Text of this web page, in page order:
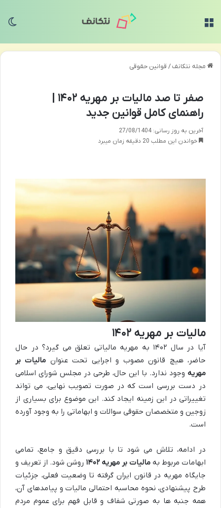
مجله نتکانف/ قوانین حقوقی
راهنمای کامل قوانین جدید
آخرین به روز رسانی: 27/08/1404
خواندن این مطلب 20 دقیقه زمان میبرد
مالیات بر مهریه ۱۴۰۲
آیا در سال ۱۴۰۲ به مهریه مالیاتی تعلق می گیرد؟ در حال
حاضر، هیچ قانون مصوب و اجرایی تحت عنوان مالیات بر
مهریه وجود ندارد. با این حال، طرحی در مجلس شورای اسلامی
در دست بررسی است که در صورت تصویب نهایی، می تواند
تغییراتی در این زمینه ایجاد کند. این موضوع برای بسیاری از
زوجین و متخصصان حقوقی سوالات و ابهاماتی را به وجود آورده
است.
در ادامه، تلاش می شود تا با بررسی دقیق و جامع، تمامی
ابهامات مربوط به مالیات بر مهریه ۱۴۰۲
روشن شود. از تعریف و
جایگاه مهریه در قانون ایران گرفته تا وضعیت فعلی، جزئیات
طرح پیشنهادی، نحوه محاسبه احتمالی مالیات و پیامدهای آن،
همه جنبه ها به صورتی شفاف و قابل فهم برای عموم مردم